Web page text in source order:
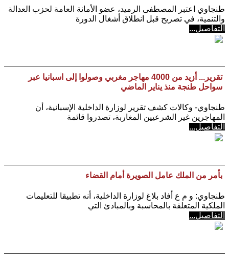
طنجاوي اعتبر المصطفى الرميد، عضو الأمانة العامة لحزب العدالة
والتنمية، في تصريح قبل انطلاق أشغال الدورة
التفاصيل...
تقرير... أزيد من 4000 مهاجر مغربي وصولوا إلى اسبانيا عبر
سواحل طنجة منذ يناير الماضي
طنجاوي- وكالات كشف تقرير لوزارة الداخلية الإسبانية، أن
المهاجرين غير الشرعيين المغاربة، تصدروا قائمة
التفاصيل...
بأمر من الملك عامل الصويرة أمام القضاء
طنجاوي: و م ع أفاد بلاغ لوزارة الداخلية، أنه تطبيقا للتعليمات
الملكية المتعلقة بالمحاسبة وبالمبادئ التي
التفاصيل...